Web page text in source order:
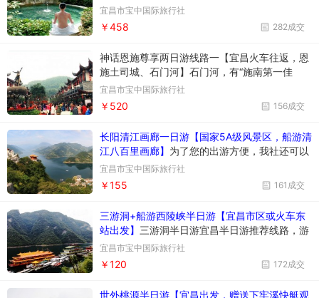
温泉资源，丰富的矿物质含量，温和的水质和充
沛的储量，是国内罕见的保健型温泉。温泉池有
动感池区、儿童池区、养生池区、异国风情池
不
宜昌市宝中国际旅行社
282成交
￥458
神话恩施尊享两日游线路一【宜昌火车往返，恩
施土司城、石门河】石门河，有“施南第一佳
要”的美誉，虽然是一条在建始境内并不宽广的
小河，但她在历史的长河中打磨出了美丽的诗
篇，而隐藏在峡谷中的惊世核俗的自然风景，更
宜昌市宝中国际旅行社
156成交
￥520
长阳清江画廊一日游【国家5A级风景区，船游清
江八百里画廊】 为了您的出游方便，我社还可以
为您提供酒店、租车、用餐、导游等延伸服务，
详见费用说明栏目！
宜昌市宝中国际旅行社
161成交
￥155
三游洞+船游西陵峡半日游【宜昌市区或火车东
站出发】 三游洞半日游宜昌半日游推荐线路，游
览西陵峡口明珠、诗文山水、清爽“幻境”--三游
洞： 观西陵峡口风光，走三峡古栈道，探访人文
古洞三游洞，体验不一样的峡江风韵 三游洞，宜
宜昌市宝中国际旅行社
172成交
￥120
世外桃源半日游【宜昌出发，赠送下牢溪快艇观